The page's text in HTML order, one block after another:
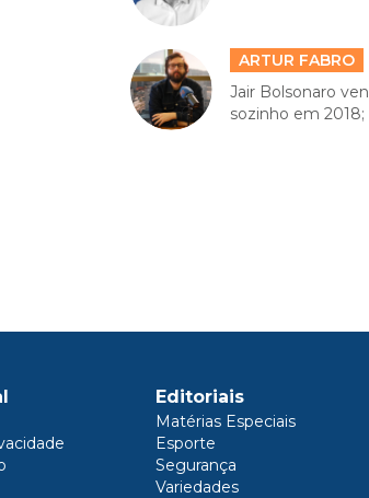
ARTUR FABRO
Jair Bolsonaro
sozinho em 2018;
Editoriais
Matérias Especiais
Esporte
Segurança
Variedades